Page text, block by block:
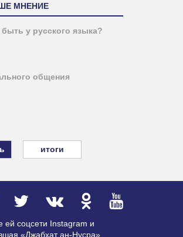
МНЕНИЕ
у русского языка?
общения
итоги
ей соцсети Instagram и
«Джабхат ан-Нусра»,